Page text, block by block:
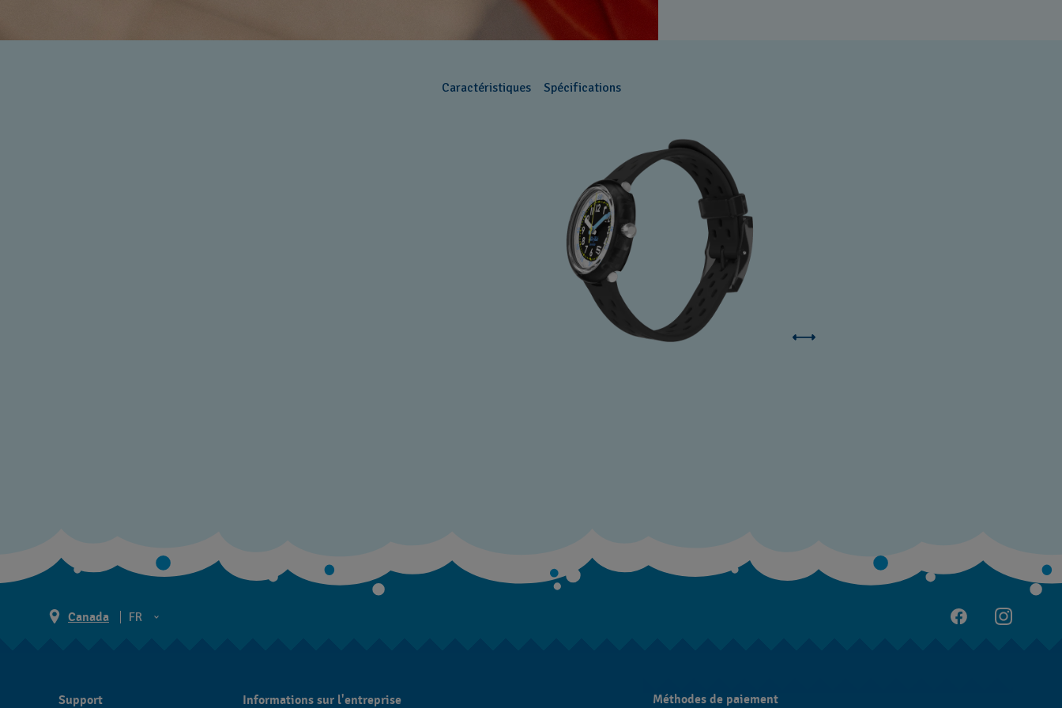
Caractéristiques Spécifications
Canada
FR
Support
Informations sur l'entreprise Méthodes de paiement